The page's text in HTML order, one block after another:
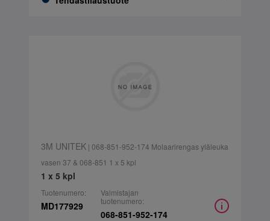
3M UNITEK| 068-851-952-174 Molaarirengas yläleuka
vasen 37 & 068-851 1 x 5 kpl
1 x 5 kpl
Tuotenumero:
MD177929
Valmistajan
tuotenumero:
068-851-952-174